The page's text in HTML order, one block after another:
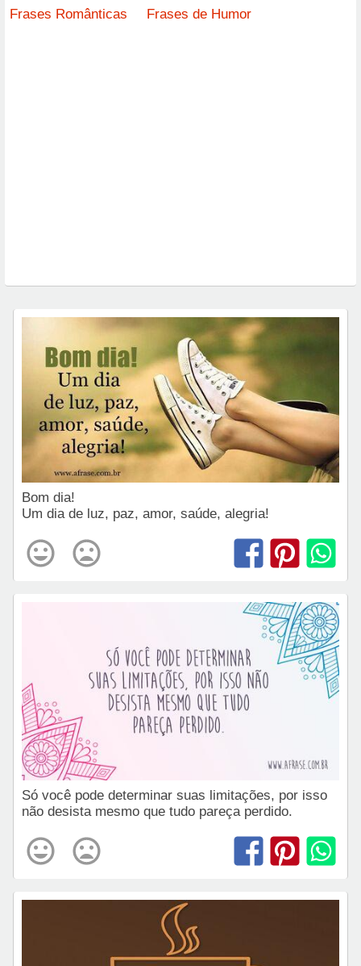
Frases Românticas Frases de Humor
Bom dia!
Um dia de luz, paz, amor, saúde, alegria!
Só você pode determinar suas limitações, por isso
não desista mesmo que tudo pareça perdido.